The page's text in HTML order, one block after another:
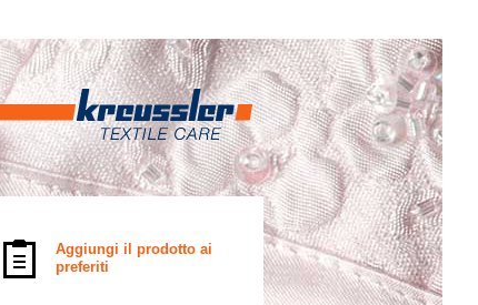
Aggiungi il prodotto ai
preferiti